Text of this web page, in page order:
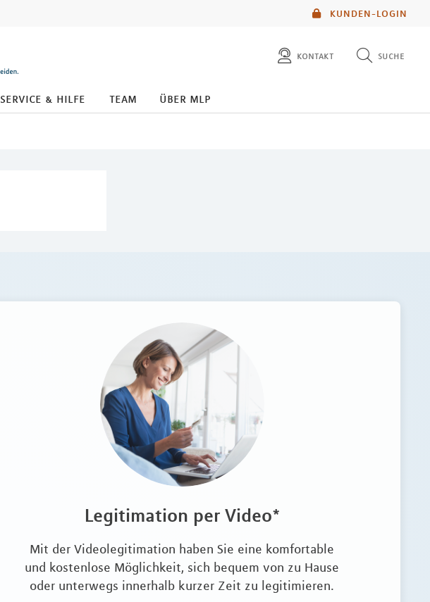
KUNDEN-LOGIN
kontakt suche
service & hilfe team über mlp
Legitimation per Video*
Mit der Videolegitimation haben Sie eine komfortable
und kostenlose Möglichkeit, sich bequem von zu Hause
oder unterwegs innerhalb kurzer Zeit zu legitimieren.